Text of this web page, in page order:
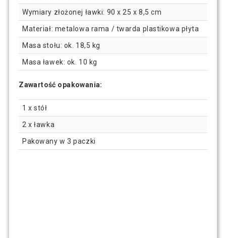
Wymiary złożonej ławki: 90 x 25 x 8,5 cm
Materiał: metalowa rama / twarda plastikowa płyta
Masa stołu: ok. 18,5 kg
Masa ławek: ok. 10 kg
Zawartość opakowania:
1 x stół
2 x ławka
Pakowany w 3 paczki